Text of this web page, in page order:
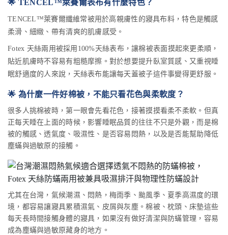
🌟 TENCEL™萊賽爾表布有什麼特色？
TENCEL™萊賽爾纖維常被用於高親膚性的寢具布料，特色是觸感
柔滑、細緻、帶有清爽的肌膚感受。
Fotex 天絲兩用被採用100%天絲表布，讓棉被表面摸起來更柔順，
貼近肌膚時不容易有粗糙摩擦。對於想要提升臥室質感、又重視睡
眠舒適度的人來說，天絲表布能讓每天蓋被子這件事變得更舒服。
🌟 為什麼一件好棉被，不能只看花色與柔軟度？
很多人挑棉被時，第一眼會先看花色，接著摸摸看柔不柔軟。但真
正每天睡在上面的時候，影響睡眠品質的往往不只是外觀，而是棉
被的觸感、透氣度、吸濕性、是否容易悶熱，以及是否能幫助降低
塵蟎與過敏原的接觸。
尤其在台灣，氣候潮濕、悶熱，梅雨季、颱風季、夏季高濕度的環
境，都容易讓寢具累積濕氣、皮屑與灰塵。棉被、枕頭、床墊這些
每天長時間接觸身體的寢具，如果沒有做好清潔與防蟎管理，容易
成為塵蟎與過敏原藏身的地方。